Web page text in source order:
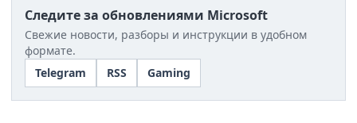
Следите за обновлениями Microsoft
Свежие новости, разборы и инструкции в удобном
формате.
Telegram
RSS Gaming